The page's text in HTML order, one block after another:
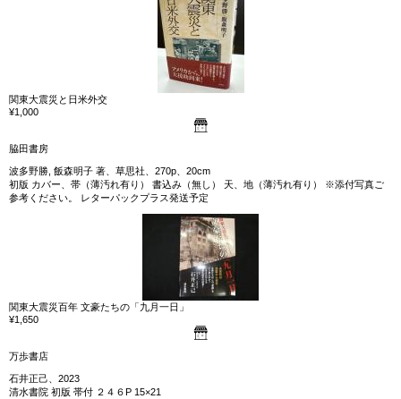
関東大震災と日米外交
¥1,000
脇田書房
波多野勝, 飯森明子 著、草思社、270p、20cm
初版 カバー、帯（薄汚れ有り） 書込み（無し） 天、地（薄汚れ有り） ※添付写真ご
参考ください。 レターパックプラス発送予定
関東大震災百年 文豪たちの「九月一日」
¥1,650
万歩書店
石井正己、2023
清水書院 初版 帯付 ２４６P 15×21